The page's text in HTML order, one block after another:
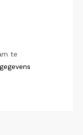
te